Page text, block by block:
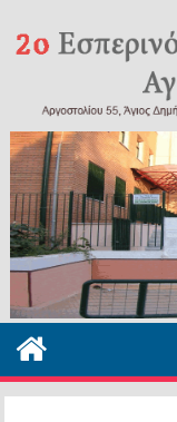
στο
περιεχόμενο